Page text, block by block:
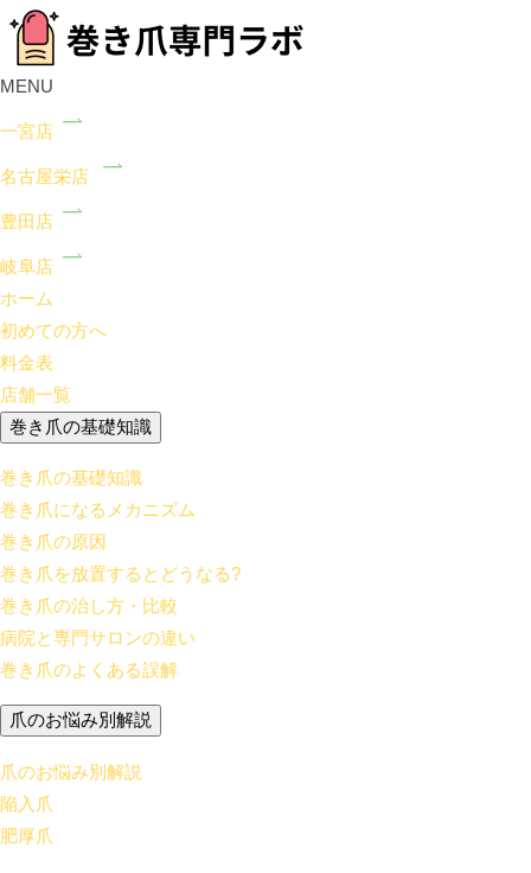
MENU
一宮店
名古屋栄店
豊田店
岐阜店
ホーム
初めての方へ
料金表
店舗一覧
巻き爪の基礎知識
巻き爪の基礎知識
巻き爪になるメカニズム
巻き爪の原因
巻き爪を放置するとどうなる?
巻き爪の治し方・比較
病院と専門サロンの違い
巻き爪のよくある誤解
爪のお悩み別解説
爪のお悩み別解説
陥入爪
肥厚爪